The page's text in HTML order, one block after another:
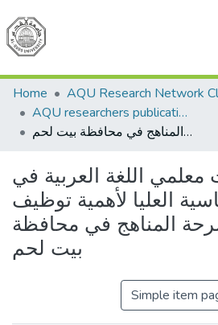
Communities &
All of DSpace
Home
AQU researchers publications
إدراكات معلمي اللغة العربية في المرحلة األساسية العليا لأهمية توظيف استراتيجية مسرحة المناهج في محافظة بيت لحم
معلمي اللغة العربية في
العليا لأهمية توظيف
المناهج في محافظة
بيت لحم
Simple item